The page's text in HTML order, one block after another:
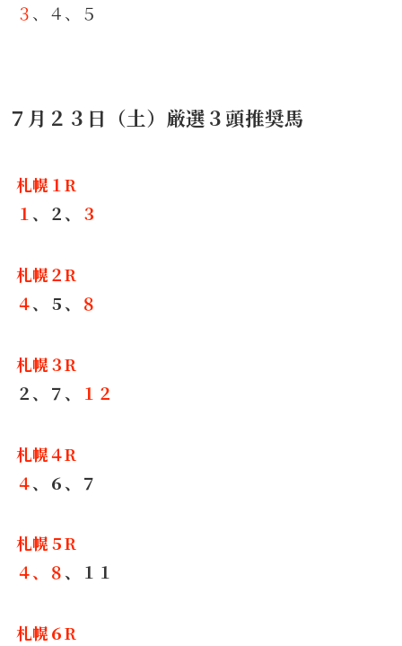
３、４、５
７月２３日（土）厳選３頭推奨馬
札幌１R
１ 、２、 ３
札幌２R
４、５、 ８
札幌３R
２、７、
１２
札幌４R
４、６、７
札幌５R
４、８、１１
札幌６R